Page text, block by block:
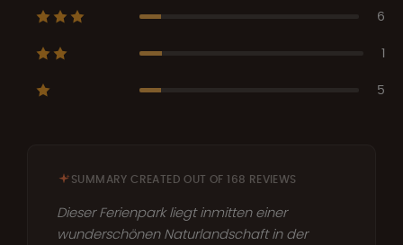
6
1
5
SUMMARY CREATED OUT OF 168 REVIEWS
Dieser Ferienpark liegt inmitten einer
wunderschönen Naturlandschaft in der